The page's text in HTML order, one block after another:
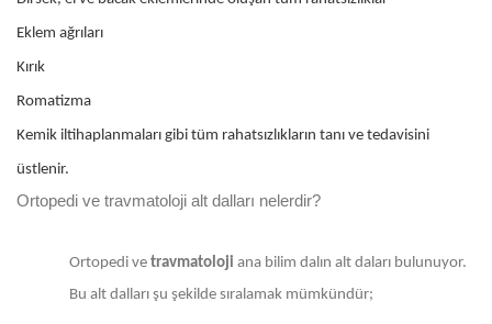
Eklem ağrıları
Kırık
Romatizma
Kemik iltihaplanmaları gibi tüm rahatsızlıkların tanı ve tedavisini
üstlenir.
Ortopedi ve travmatoloji alt dalları nelerdir?
Ortopedi ve travmatoloji ana bilim dalın alt daları bulunuyor.
Bu alt dalları şu şekilde sıralamak mümkündür;